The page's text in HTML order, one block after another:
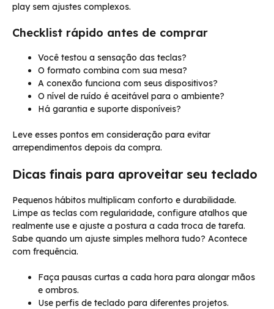
play sem ajustes complexos.
Checklist rápido antes de comprar
Você testou a sensação das teclas?
O formato combina com sua mesa?
A conexão funciona com seus dispositivos?
O nível de ruído é aceitável para o ambiente?
Há garantia e suporte disponíveis?
Leve esses pontos em consideração para evitar
arrependimentos depois da compra.
Dicas finais para aproveitar seu teclado
Pequenos hábitos multiplicam conforto e durabilidade.
Limpe as teclas com regularidade, configure atalhos que
realmente use e ajuste a postura a cada troca de tarefa.
Sabe quando um ajuste simples melhora tudo? Acontece
com frequência.
Faça pausas curtas a cada hora para alongar mãos
e ombros.
Use perfis de teclado para diferentes projetos.